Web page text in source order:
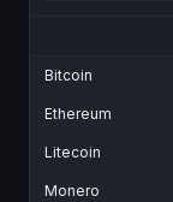
Bitcoin
Ethereum
Litecoin
Monero